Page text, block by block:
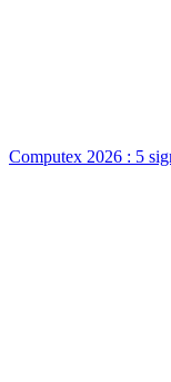
Computex 2026 : 5